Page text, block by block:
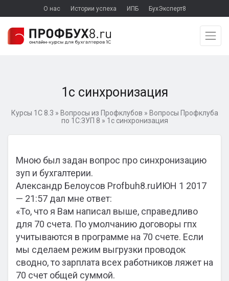
О нас Истории успеха ИПБ БухЭксперт8
1c синхронизация
Курсы 1С 8.3 » Вопросы из Профклубов » Вопросы Профклуба
по 1С:ЗУП 8 » 1c синхронизация
Мною был задан вопрос про синхронизацию
зуп и бухгалтерии.
Александр Белоусов Profbuh8.ruИЮН 1 2017
— 21:57 дал мне ответ:
«То, что я Вам написал выше, справедливо
для 70 счета. По умолчанию договоры гпх
учитываются в программе на 70 счете. Если
мы сделаем режим выгрузки проводок
сводно, то зарплата всех работников ляжет на
70 счет общей суммой.